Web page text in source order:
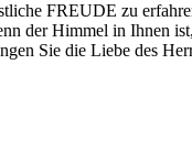
FREUDE zu
der Himmel in Ihnen
Sie die Liebe des